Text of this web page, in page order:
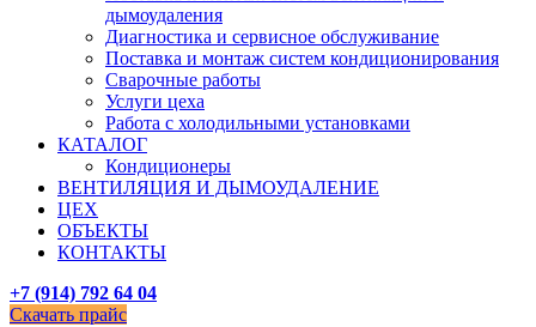
дымоудаления
Диагностика и сервисное обслуживание
Поставка и монтаж систем кондиционирования
Сварочные работы
Услуги цеха
Работа с холодильными установками
КАТАЛОГ
Кондиционеры
ВЕНТИЛЯЦИЯ И ДЫМОУДАЛЕНИЕ
ЦЕХ
ОБЪЕКТЫ
КОНТАКТЫ
+7 (914) 792 64 04
Скачать прайс